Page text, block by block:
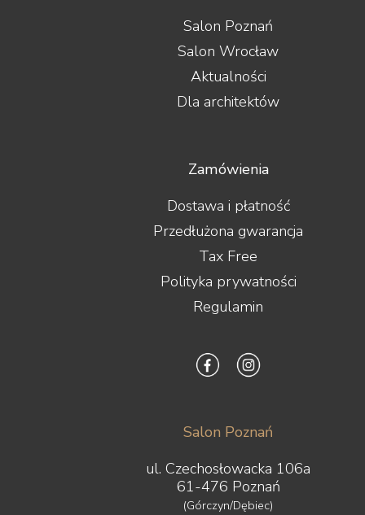
Salon Poznań
Salon Wrocław
Aktualności
Dla architektów
Zamówienia
Dostawa i płatność
Przedłużona gwarancja
Tax Free
Polityka prywatności
Regulamin
Salon Poznań
ul. Czechosłowacka 106a
61-476 Poznań
(Górczyn/Dębiec)